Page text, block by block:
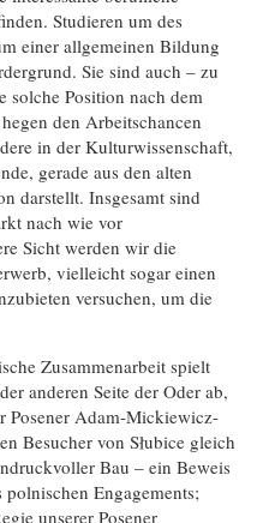
Studieren um des
einer allgemeinen Bildung
Sie sind auch – zu
solche Position nach dem
den Arbeitschancen
in der Kulturwissenschaft,
gerade aus den alten
darstellt. Insgesamt sind
nach wie vor
Sicht werden wir die
vielleicht sogar einen
versuchen, um die
Zusammenarbeit spielt
anderen Seite der Oder ab,
Posener Adam-Mickiewicz-
Besucher von Słubice gleich
Bau – ein Beweis
Engagements;
unserer Posener